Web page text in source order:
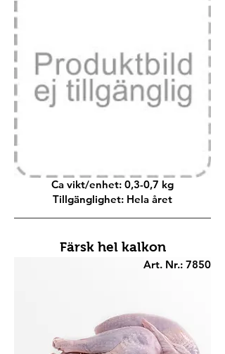
Ca vikt/enhet: 0,3-0,7 kg
Tillgänglighet: Hela året
Färsk hel kalkon
Art. Nr.: 7850